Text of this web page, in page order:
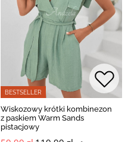
BESTSELLER
Wiskozowy krótki kombinezon
z paskiem Warm Sands
pistacjowy